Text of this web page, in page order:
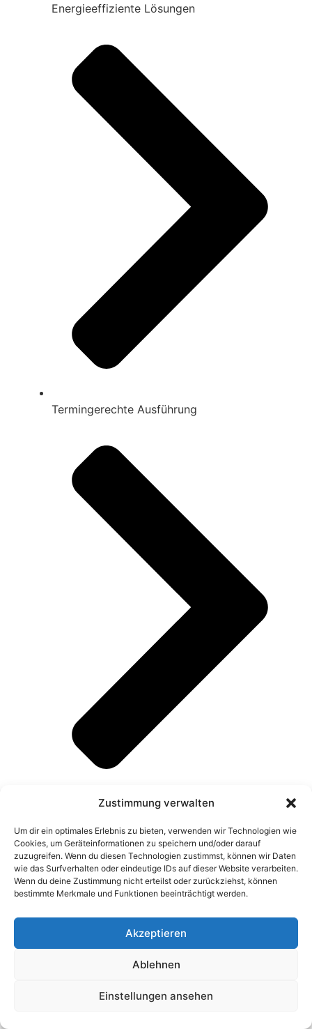
Zustimmung verwalten
Um dir ein optimales Erlebnis zu bieten, verwenden wir Technologien wie
Cookies, um Geräteinformationen zu speichern und/oder darauf
zuzugreifen. Wenn du diesen Technologien zustimmst, können wir Daten
wie das Surfverhalten oder eindeutige IDs auf dieser Website verarbeiten.
Wenn du deine Zustimmung nicht erteilst oder zurückziehst, können
bestimmte Merkmale und Funktionen beeinträchtigt werden.
Akzeptieren
Ablehnen
Einstellungen ansehen
Energieeffiziente Lösungen
Termingerechte Ausführung
Professionelle Umsetzung
Ihr Vorteil mit Bull
Services